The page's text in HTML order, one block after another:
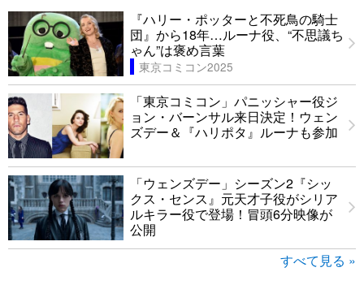
『ハリー・ポッターと不死鳥の騎士
団』から18年…ルーナ役、“不思議ち
ゃん”は褒め言葉
東京コミコン2025
「東京コミコン」パニッシャー役ジ
ョン・バーンサル来日決定！ウェン
ズデー＆『ハリポタ』ルーナも参加
「ウェンズデー」シーズン2『シッ
クス・センス』元天才子役がシリア
ルキラー役で登場！冒頭6分映像が
公開
すべて見る »